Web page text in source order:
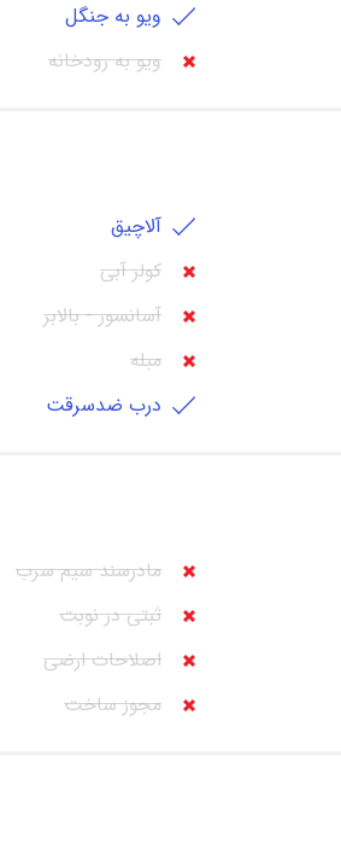
ویو به جنگل
ویو به رودخانه
آلاچیق
کولر آبی
آسانسور - بالابر
مبله
درب ضدسرقت
مادرسند سیم سرب
ثبتی در نوبت
اصلاحات ارضی
مجوز ساخت